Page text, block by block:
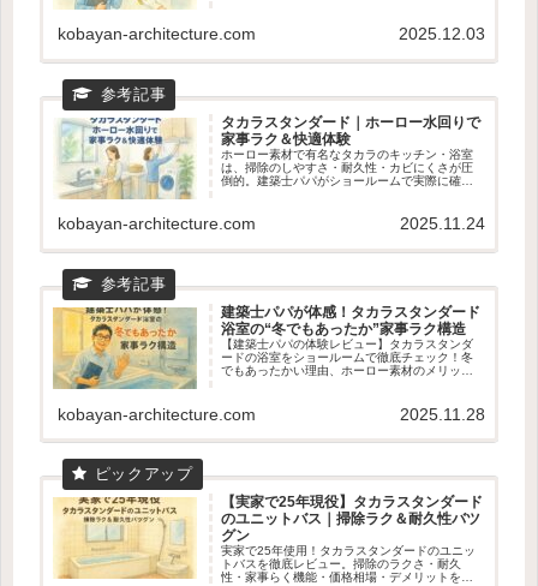
🧼
kobayan-architecture.com 2025.12.03
タカラスタンダード｜ホーロー水回りで
家事ラク＆快適体験
ホーロー素材で有名なタカラのキッチン・浴室
は、掃除のしやすさ・耐久性・カビにくさが圧
倒的。建築士パパがショールームで実際に確認
でおきたい家事ラクの知恵🧽✨
kobayan-architecture.com 2025.11.24
建築士パパが体感！タカラスタンダード
浴室の“冬でもあったか”家事ラク構造
【建築士パパの体験レビュー】タカラスタンダ
ードの浴室をショールームで徹底チェック！冬
でもあったかい理由、ホーロー素材のメリッ
見のPR記事です。
kobayan-architecture.com 2025.11.28
【実家で25年現役】タカラスタンダード
のユニットバス｜掃除ラク＆耐久性バツ
グン
実家で25年使用！タカラスタンダードのユニッ
トバスを徹底レビュー。掃除のラクさ・耐久
性・家事らく機能・価格相場・デメリットを数